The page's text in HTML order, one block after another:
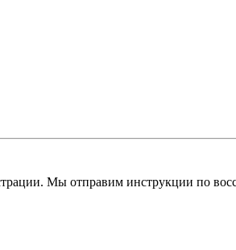
Мы отправим инструкции по